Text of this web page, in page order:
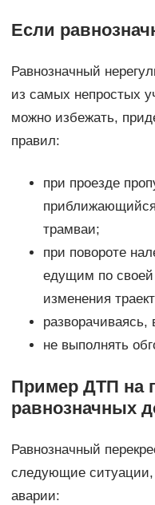
Если
Равнозначный
из самых непростых
можно избежать,
правил:
при проезде
трамваи;
при повороте
едущим по своей
изменения
не выполнять
Пример ДТП на
равнозначных
Равнозначный
следующие ситуации,
аварии: